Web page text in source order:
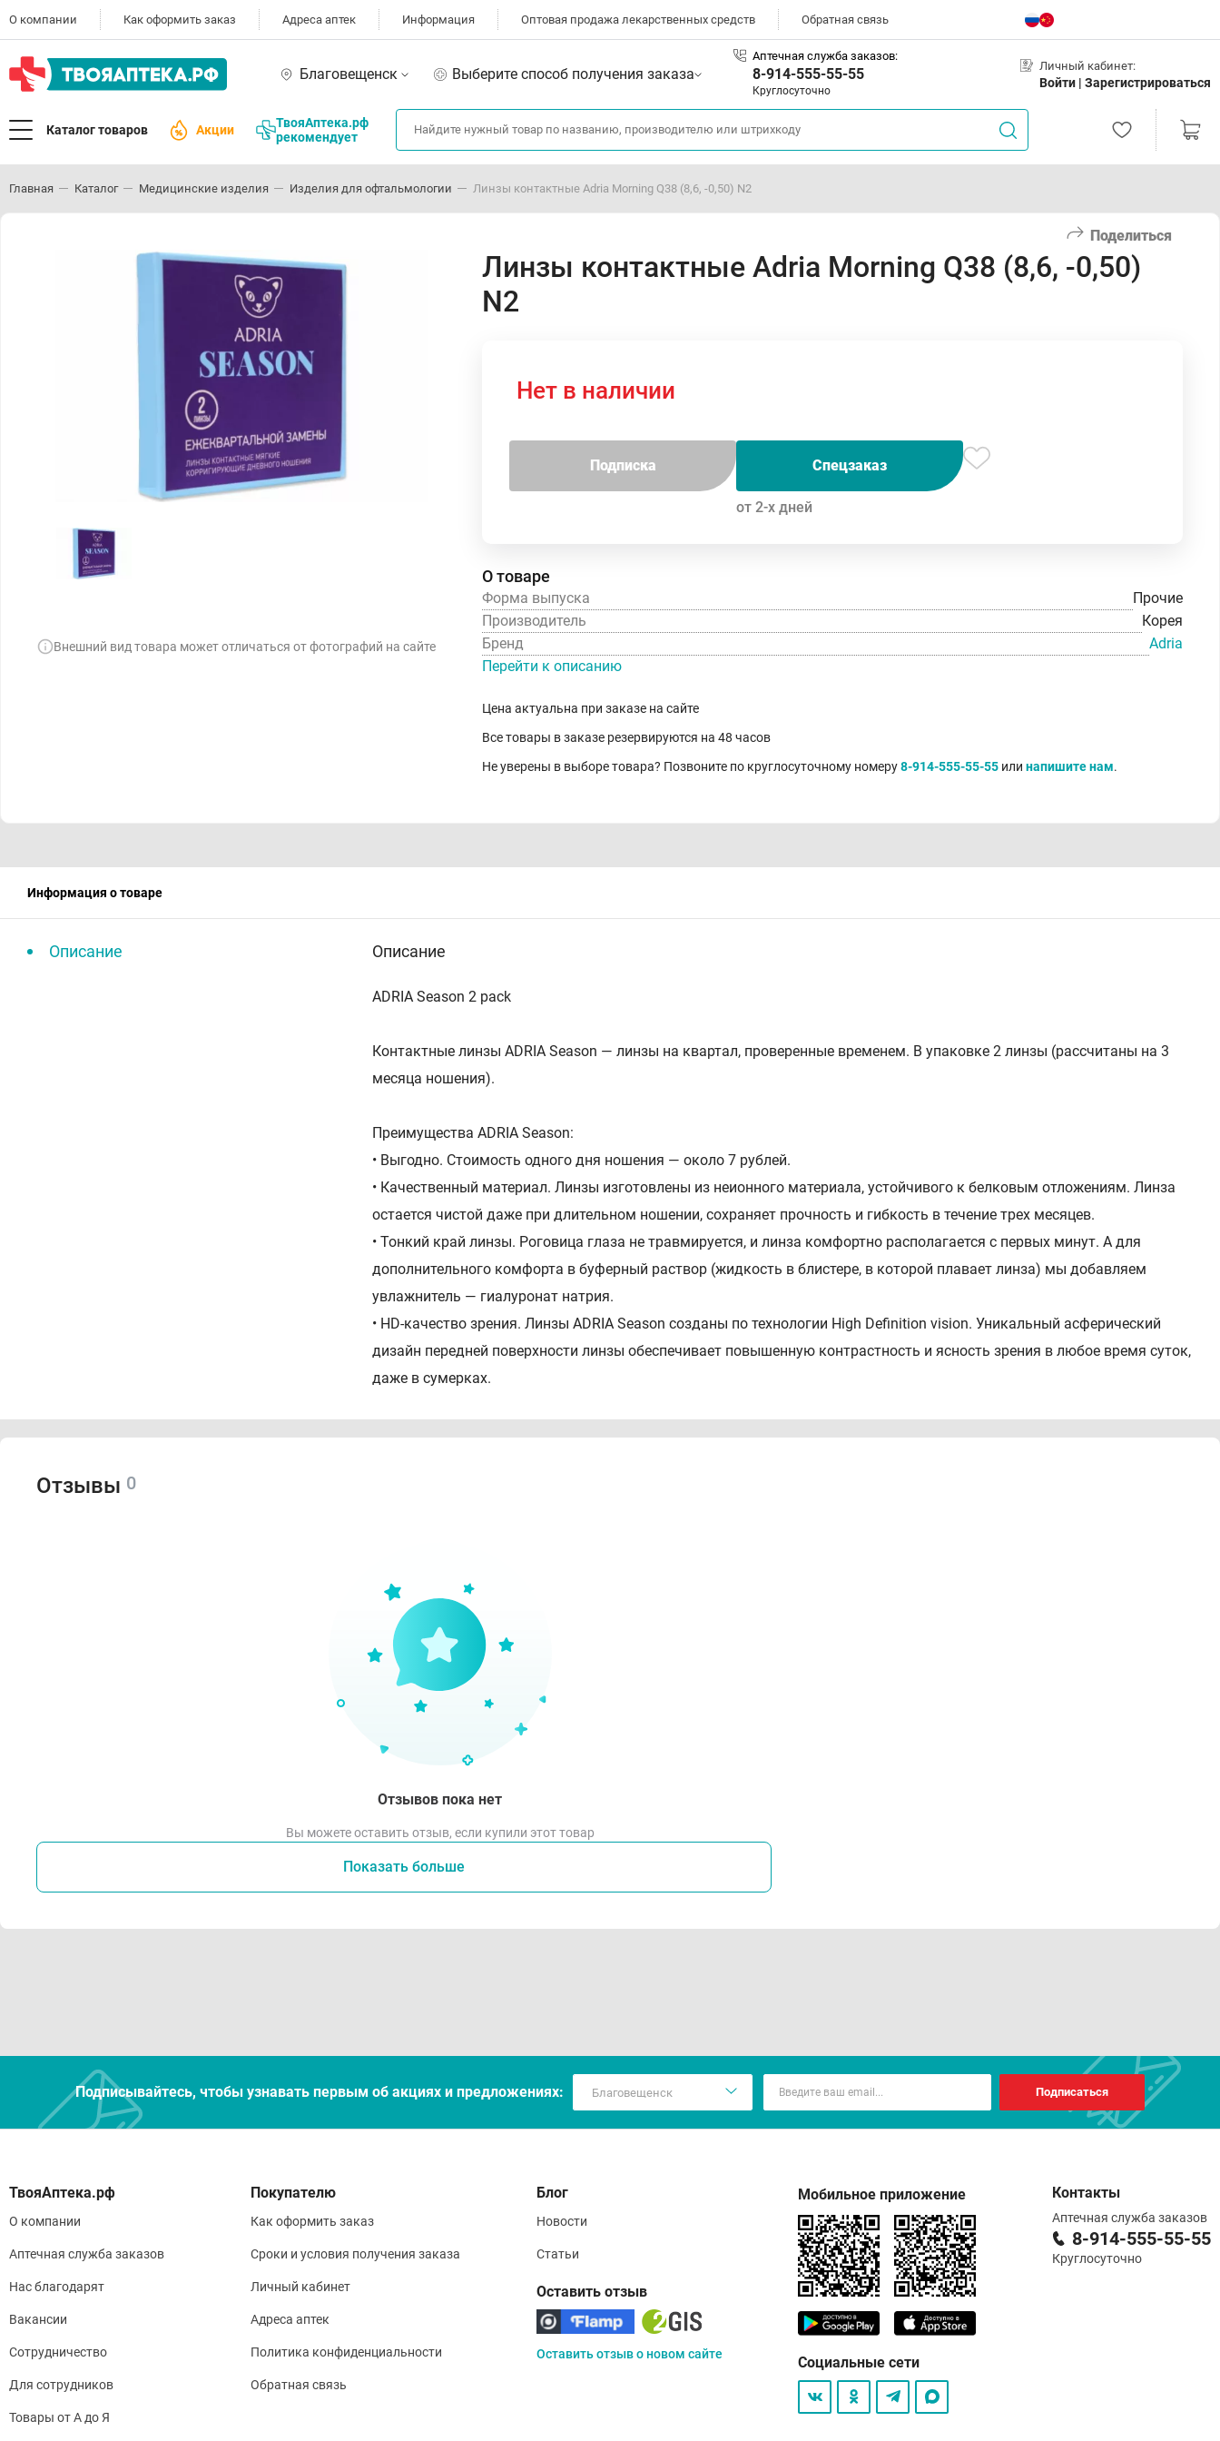
О компании Как оформить заказ Адреса аптек Информация Оптовая продажа лекарственных средств Обратная связь
Благовещенск Выберите способ получения заказа
Аптечная служба заказов:
8-914-555-55-55
Круглосуточно
Личный кабинет:
Войти | Зарегистрироваться
Каталог товаров Акции
ТвояАптека.рф
рекомендует
Главная Каталог Медицинские изделия Изделия для офтальмологии Линзы контактные Adria Morning Q38 (8,6, -0,50) N2
Поделиться
Внешний вид товара может отличаться от фотографий на сайте
Линзы контактные Adria Morning Q38 (8,6, -0,50)
N2
Нет в наличии
Подписка Спецзаказ
от 2-х дней
О товаре
Форма выпуска
Прочие
Производитель
Корея
Бренд
Adria
Перейти к описанию
Цена актуальна при заказе на сайте
Все товары в заказе резервируются на 48 часов
Не уверены в выборе товара? Позвоните по круглосуточному номеру8-914-555-55-55 или напишите нам.
Информация о товаре
Описание Описание
ADRIA Season 2 pack
Контактные линзы ADRIA Season — линзы на квартал, проверенные временем. В упаковке 2 линзы (рассчитаны на 3
месяца ношения).
Преимущества ADRIA Season:
•⁠ ⁠Выгодно. Стоимость одного дня ношения — около 7 рублей.
•⁠ ⁠Качественный материал. Линзы изготовлены из неионного материала, устойчивого к белковым отложениям. Линза
остается чистой даже при длительном ношении, сохраняет прочность и гибкость в течение трех месяцев.
•⁠ ⁠Тонкий край линзы. Роговица глаза не травмируется, и линза комфортно располагается с первых минут. А для
дополнительного комфорта в буферный раствор (жидкость в блистере, в которой плавает линза) мы добавляем
увлажнитель — гиалуронат натрия.
•⁠ ⁠HD-качество зрения. Линзы ADRIA Season созданы по технологии High Definition vision. Уникальный асферический
дизайн передней поверхности линзы обеспечивает повышенную контрастность и ясность зрения в любое время суток,
даже в сумерках.
Отзывы 0
Отзывов пока нет
Вы можете оставить отзыв, если купили этот товар
Показать больше
Подписывайтесь, чтобы узнавать первым об акцияx и предложениях: Подписаться
О компании
Аптечная служба заказов
Нас благодарят
Вакансии
Сотрудничество
Для сотрудников
Товары от А до Я
Покупателю
Как оформить заказ
Сроки и условия получения заказа
Личный кабинет
Адреса аптек
Политика конфиденциальности
Обратная связь
Блог
Новости
Статьи
Оставить отзыв
Оставить отзыв о новом сайте
Мобильное приложение
Социальные сети
Контакты
Аптечная служба заказов
8-914-555-55-55
Круглосуточно